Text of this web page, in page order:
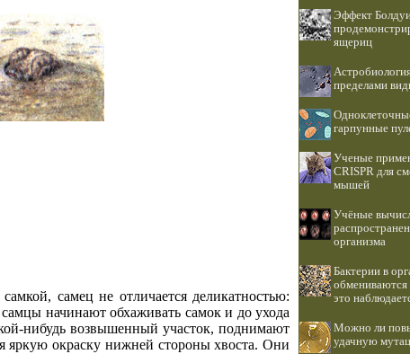
самец не отличается деликатностью:
начинают обхаживать самок и до ухода
нибудь возвышенный участок, поднимают
яркую окраску нижней стороны хвоста. Они
Эффект
ящериц
пределами
гарпунные
Ученые
CRISPR для
мышей
Учёные
организма
Бактерии в
обмениваются
это
Можно ли
удачную